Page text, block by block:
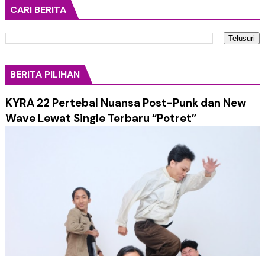
CARI BERITA
BERITA PILIHAN
KYRA 22 Pertebal Nuansa Post-Punk dan New
Wave Lewat Single Terbaru “Potret”